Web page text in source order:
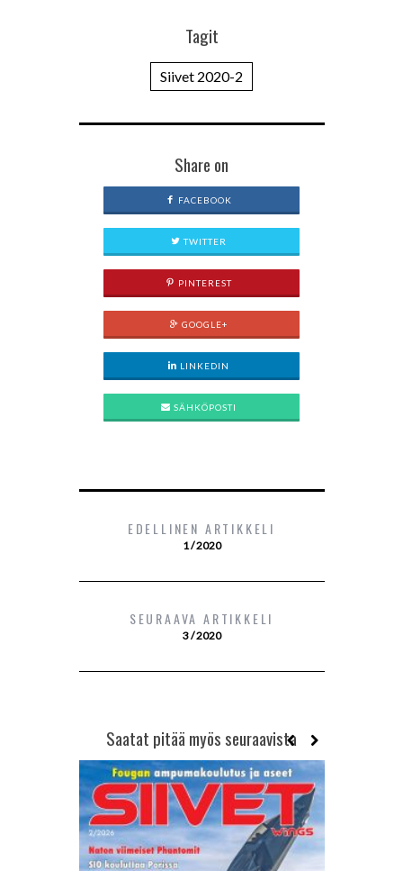
Tagit
Siivet 2020-2
Share on
FACEBOOK
TWITTER
PINTEREST
GOOGLE+
LINKEDIN
SÄHKÖPOSTI
EDELLINEN ARTIKKELI
1 / 2020
SEURAAVA ARTIKKELI
3 / 2020
Saatat pitää myös seuraavista